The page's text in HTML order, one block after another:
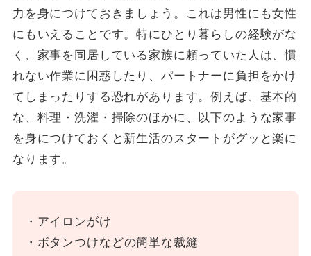
力を身につけておきましょう。これは男性にも女性
にもいえることです。特にひとり暮らしの経験がな
く、家事を同居している家族に頼っていた人は、慣
れない作業に困惑したり、パートナーに負担をかけ
てしまったりする恐れがあります。例えば、基本的
な、料理・洗濯・掃除のほかに、以下のような家事
を身につけておくと新生活のスタートがグッと楽に
なります。
・アイロンがけ
・ボタンつけなどの簡単な裁縫